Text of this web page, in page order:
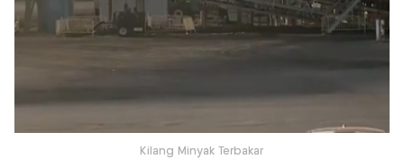
Kilang Minyak Terbakar